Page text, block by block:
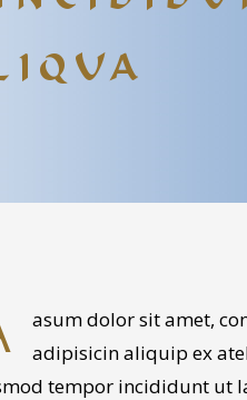
asum dolor sit amet,
adipisicin aliquip ex
tempor incididunt ut